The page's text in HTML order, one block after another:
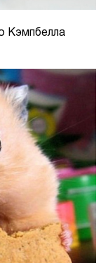
Кэмпбелла